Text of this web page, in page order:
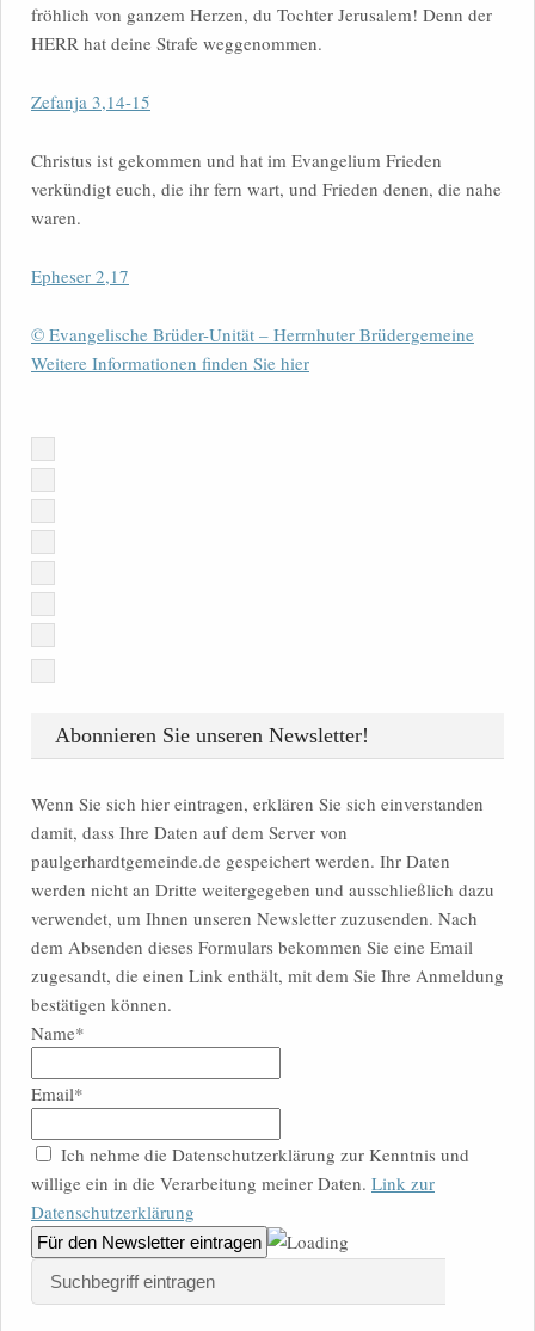
fröhlich von ganzem Herzen, du Tochter Jerusalem! Denn der
HERR hat deine Strafe weggenommen.
Zefanja 3,14-15
Christus ist gekommen und hat im Evangelium Frieden
verkündigt euch, die ihr fern wart, und Frieden denen, die nahe
waren.
Epheser 2,17
© Evangelische Brüder-Unität – Herrnhuter Brüdergemeine
Weitere Informationen finden Sie hier
Abonnieren Sie unseren Newsletter!
Wenn Sie sich hier eintragen, erklären Sie sich einverstanden
damit, dass Ihre Daten auf dem Server von
paulgerhardtgemeinde.de gespeichert werden. Ihr Daten
werden nicht an Dritte weitergegeben und ausschließlich dazu
verwendet, um Ihnen unseren Newsletter zuzusenden. Nach
dem Absenden dieses Formulars bekommen Sie eine Email
zugesandt, die einen Link enthält, mit dem Sie Ihre Anmeldung
bestätigen können.
Name*
Email*
Ich nehme die Datenschutzerklärung zur Kenntnis und
willige ein in die Verarbeitung meiner Daten. Link zur
Datenschutzerklärung